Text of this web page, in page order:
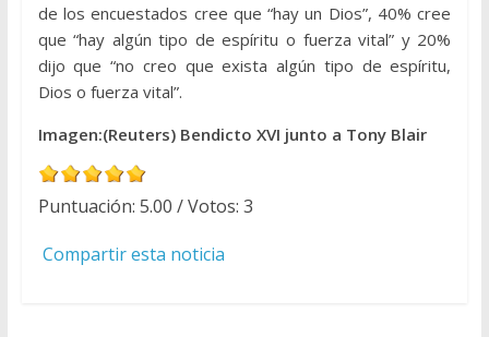
de los encuestados cree que “hay un Dios”, 40% cree
que “hay algún tipo de espíritu o fuerza vital” y 20%
dijo que “no creo que exista algún tipo de espíritu,
Dios o fuerza vital”.
Imagen:(Reuters) Bendicto XVI junto a Tony Blair
Puntuación: 5.00 / Votos: 3
Compartir esta noticia